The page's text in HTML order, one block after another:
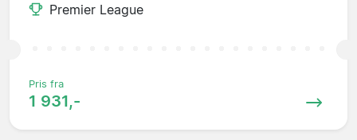
Premier League
Pris fra
1 931,-